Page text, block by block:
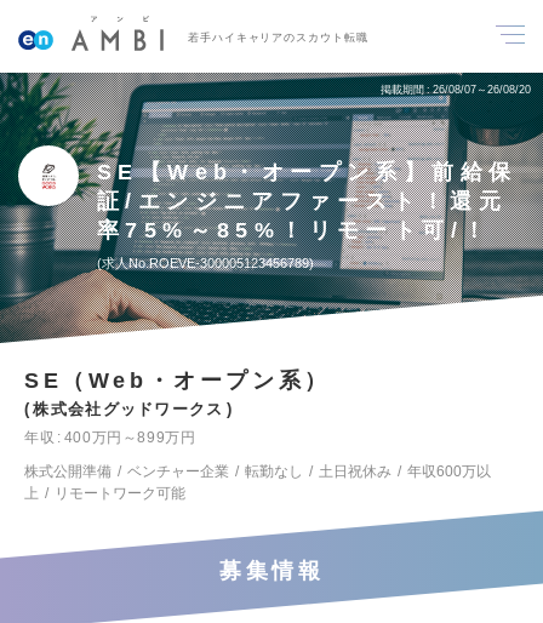
若手ハイキャリアのスカウト転職
掲載期間 26/08/07～26/08/20
SE【Web・オープン系】前給保
証/エンジニアファースト！還元
率75%～85%！リモート可/！
求人No.ROEVE-300005123456789
SE（Web・オープン系）
株式会社グッドワークス
年収
400万円～899万円
株式公開準備
ベンチャー企業 転勤なし 土日祝休み
年収600万以
上
リモートワーク可能
募集情報